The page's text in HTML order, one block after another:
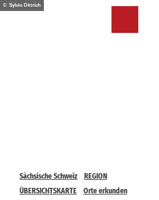
Z© Sylvio Dittrich
Sächsische Schweiz
REGION
ÜBERSICHTSKARTE
Orte erkunden